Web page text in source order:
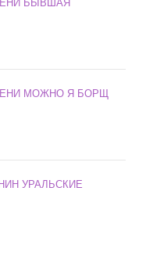
МОЖНО Я БОРЩ
УРАЛЬСКИЕ